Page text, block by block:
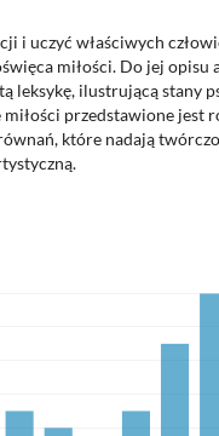
i uczyć właściwych
miłości. Do jej opisu
leksykę, ilustrującą stany
miłości przedstawione jest
które nadają